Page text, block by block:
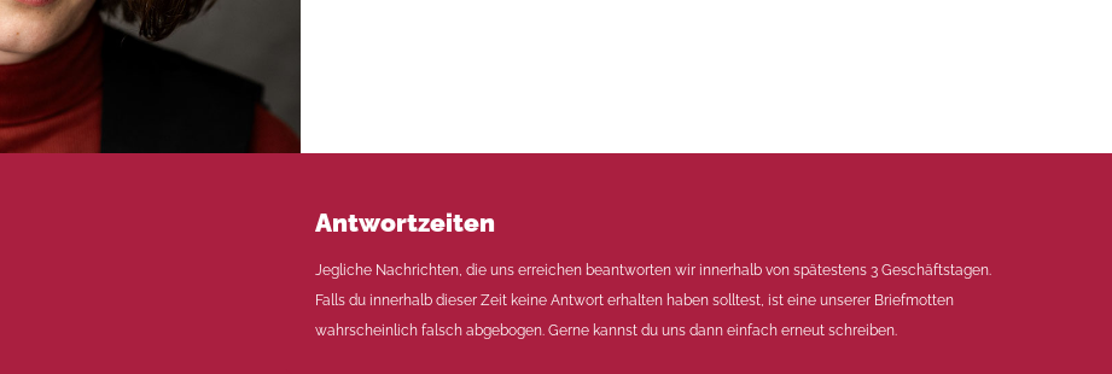
Antwortzeiten
Jegliche Nachrichten, die uns erreichen beantworten wir innerhalb von spätestens 3 Geschäftstagen.
Falls du innerhalb dieser Zeit keine Antwort erhalten haben solltest, ist eine unserer Briefmotten
wahrscheinlich falsch abgebogen. Gerne kannst du uns dann einfach erneut schreiben.